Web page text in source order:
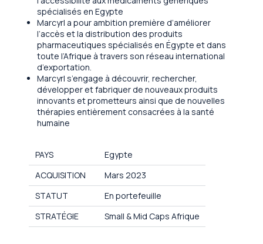
spécialisés en Egypte
Marcyrl a pour ambition première d’améliorer
l’accès et la distribution des produits
pharmaceutiques spécialisés en Égypte et dans
toute l’Afrique à travers son réseau international
d’exportation.
Marcyrl s’engage à découvrir, rechercher,
développer et fabriquer de nouveaux produits
innovants et prometteurs ainsi que de nouvelles
thérapies entièrement consacrées à la santé
humaine
PAYS
Egypte
ACQUISITION
Mars 2023
STATUT
En portefeuille
STRATÉGIE
Small & Mid Caps Afrique